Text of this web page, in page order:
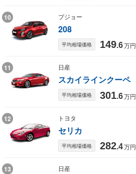
10 プジョー
208
平均相場価格 149.6万円
11 日産
スカイラインクーペ
平均相場価格 301.6万円
12 トヨタ
セリカ
平均相場価格 282.4万円
13 日産